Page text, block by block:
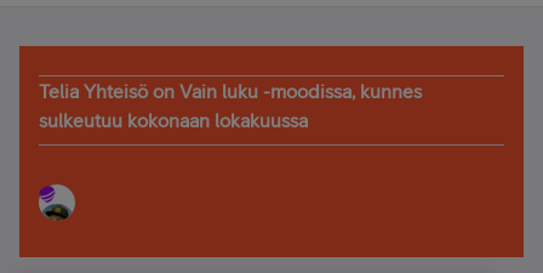
Telia Yhteisö on Vain luku -moodissa, kunnes
sulkeutuu kokonaan lokakuussa